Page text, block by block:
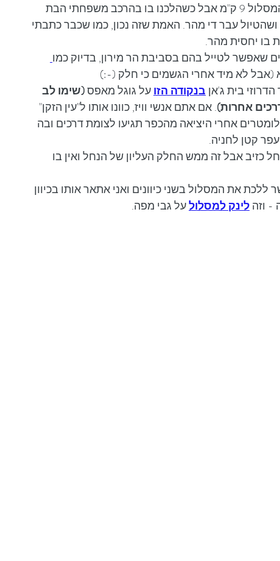
כמו שכתוב בכותרת זה מסלול מעגלי. אורך המסלול 9 ק"מ אבל כשהלכנו בו בהרכב משפחתי הבת
שלי אמרה שזה לא הרגיש כמו 9 ק"מ ושהטיול עבר די מהר. האמת שזה נכון, כמו שכבר כתבתי
בו יחסית מהר.
שאפשר לטייל בהם בסביבת הר מירון, בדיוק כמו
(אבל לא מיד אחרי הגשמים כי חלק (-:)
בית ג'אן בנקודה הזו על גוגל מאפס (שימו לב
אחרות). אם אתם אנשי וויז, כוונו אותו ל"עין הזקן"
אחרי היציאה מהכפר תגיעו לצומת דרכים ובה
קטן לחניה.
אבל זה ממש החלק העליון של הנחל ואין בו
את המסלול בשני כיוונים ואני אתאר אותו בכיוון
- וזה לינק למסלול על גבי מפה.